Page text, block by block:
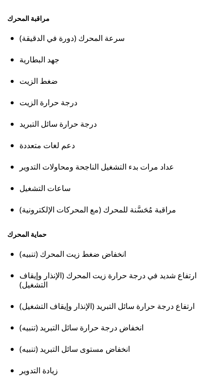
مراقبة المحرك
سرعة المحرك (دورة في الدقيقة)
جهد البطارية
ضغط الزيت
درجة حرارة الزيت
درجة حرارة سائل التبريد
دعم لغات متعددة
عداد مرات بدء التشغيل الناجحة ومحاولات التدوير
ساعات التشغيل
مراقبة مُحَسَّنة للمحرك (مع المحركات الإلكترونية)
حماية المحرك
انخفاض ضغط زيت المحرك (تنبيه)
ارتفاع شديد في درجة حرارة زيت المحرك (الإنذار وإيقاف
التشغيل)
ارتفاع درجة حرارة سائل التبريد (الإنذار وإيقاف التشغيل)
انخفاض درجة حرارة سائل التبريد (تنبيه)
انخفاض مستوى سائل التبريد (تنبيه)
زيادة التدوير